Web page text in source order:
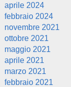
aprile 2024
febbraio 2024
novembre 2021
ottobre 2021
maggio 2021
aprile 2021
marzo 2021
febbraio 2021